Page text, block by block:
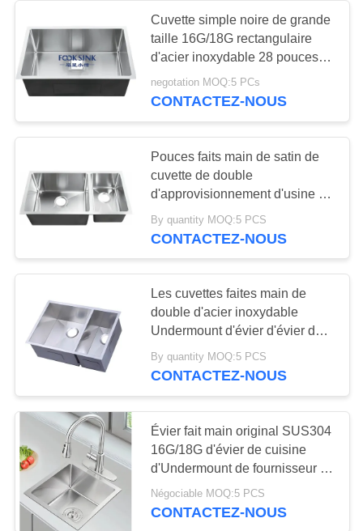
DEMANDEZ
UNE
CITATION
PLAN
SITE
PRIVACY
POLICY
Évier de cuisine
avec l'égouttoir
26
Évier de poste de
travail de cuisine
Évier d'acier
inoxydable de PVD
Cuvette simple noire de grande
taille 16G/18G rectangulaire
d'acier inoxydable 28 pouces
d'évier de cuisine
negotation MOQ:5 PCs
CONTACTEZ-NOUS
Pouces faits main de satin de
cuvette de double
d'approvisionnement d'usine 32
finissent des éviers de SUS304
Undermounted
By quantity MOQ:5 PCS
CONTACTEZ-NOUS
Les cuvettes faites main de
double d'acier inoxydable
Undermount d'évier d'évier de
cuisine descendent
By quantity MOQ:5 PCS
CONTACTEZ-NOUS
Évier fait main original SUS304
16G/18G d'évier de cuisine
d'Undermount de fournisseur de
2023 nouveaux modèles
Négociable MOQ:5 PCS
CONTACTEZ-NOUS